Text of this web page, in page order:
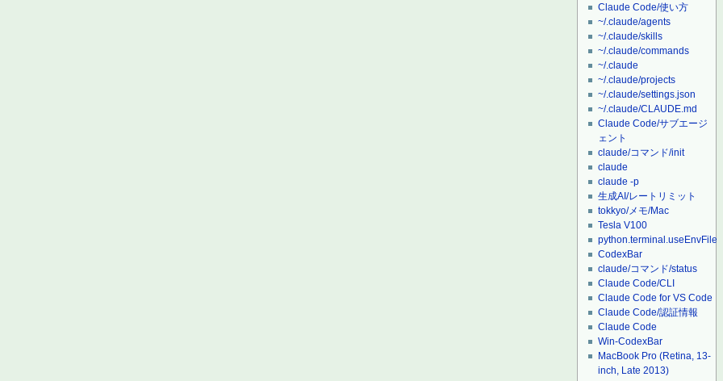
Claude Code/使い方
~/.claude/agents
~/.claude/skills
~/.claude/commands
~/.claude
~/.claude/projects
~/.claude/settings.json
~/.claude/CLAUDE.md
Claude Code/サブエージ
ェント
claude/コマンド/init
claude
claude -p
生成AI/レートリミット
tokkyo/メモ/Mac
Tesla V100
python.terminal.useEnvFile
CodexBar
claude/コマンド/status
Claude Code/CLI
Claude Code for VS Code
Claude Code/認証情報
Claude Code
Win-CodexBar
MacBook Pro (Retina, 13-
inch, Late 2013)